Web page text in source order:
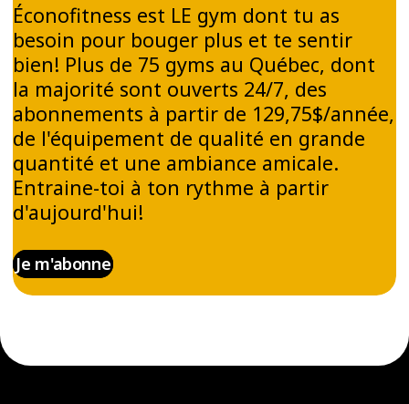
Éconofitness est LE gym dont tu as
besoin pour bouger plus et te sentir
bien! Plus de 75 gyms au Québec, dont
la majorité sont ouverts 24/7, des
abonnements à partir de 129,75$/année,
de l'équipement de qualité en grande
quantité et une ambiance amicale.
Entraine-toi à ton rythme à partir
d'aujourd'hui!
Je m'abonne